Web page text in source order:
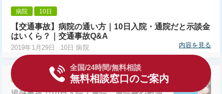
病院 10日
【交通事故】病院の通い方｜10日入院・通院だと示談金
はいくら？｜交通事故Q&A
2019年1月29日 10日 病院 内容を見る
10日
全国/24時間/無料相談
無料相談窓口のご案内